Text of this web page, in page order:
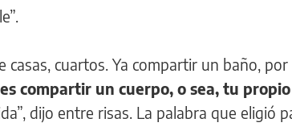
casas, cuartos. Ya compartir un baño,
compartir un cuerpo, o sea, tu
dijo entre risas. La palabra que eligió